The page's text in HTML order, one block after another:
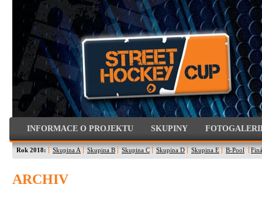
INFORMACE O PROJEKTU SKUPINY
Rok 2018: Skupina A Skupina B Skupina C Skupina D Skupina E B-Pool
ARCHIV